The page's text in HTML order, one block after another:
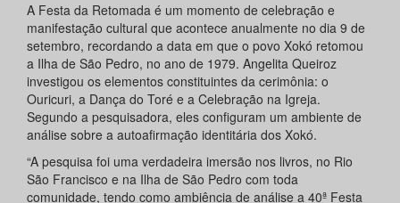
A Festa da Retomada é um momento de celebração e
manifestação cultural que acontece anualmente no dia 9 de
setembro, recordando a data em que o povo Xokó retomou
a Ilha de São Pedro, no ano de 1979. Angelita Queiroz
investigou os elementos constituintes da cerimônia: o
Ouricuri, a Dança do Toré e a Celebração na Igreja.
Segundo a pesquisadora, eles configuram um ambiente de
análise sobre a autoafirmação identitária dos Xokó.
“A pesquisa foi uma verdadeira imersão nos livros, no Rio
São Francisco e na Ilha de São Pedro com toda
comunidade, tendo como ambiência de análise a 40ª Festa